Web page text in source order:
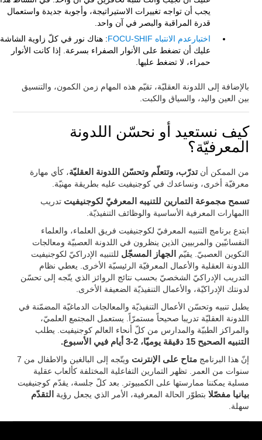
يجب أن تواجه تغييرات الاستيراتيجة، وأجوبة جديدة واستعمال
قدرة المراقبة والبصر في آن واحد.
اختبارعدم الانتباه FOCU-SHIF
: هناك نور في كلّ زاوية
عليك أن تضغط على الأنوار الصفراء بسرعة. إذا كانت الأنوار
حمراء، لا تضغط عليها.
بالإضافة إلى اللدونة العقليّة، تقيّم هذه المهام زمن الكمون، والتنسيق
بين العين واليد، والسياق والكبت.
كيف نستعيد أو نحسّن اللدونة
المعرفيّة؟
من الممكن أنتدرّب، وتتعلّم وتحسّن اللدونة العقليّة، كأي مهارة
معرفيّة أخرى، ونساعدك في كوجنيفيت عليه بطريقة مهنيّة.
تسمح مجموعة التمارين للتنيبه المعرفيّ لكوجنيفيت تدريب
االمهارات المعرفية الأساسية والوظائف التنفيذيّة.
ابتدع برنامج التنبيه المعرفيّ لكوجنيفيت فريق العلماء، والعلماء
النفسانيّين والمربيين الذين ينظرون في اللدونة العصبيّة ومعالجات
التكوين العصبيّ. يقيّم
الجهاز المسجّل للتنبيه الإدراكيّ لكوجنيفيت
اللدونة العقلية والأعمال المعرفيّة الرئيسيّة الأخرى. يعطي نظام
التدريب الإدراكيّ الشخصيّ بحسب نتائج الروائز الذي يتّجه إلى تحسّن
لدونتك الإدراكيّة، والأعمال التنفيذيّة الضعيفة الأخرى.
يطبل تنبيه وتحسّن الأعمال التنفيذيّة والمعالجات الدماغيّة المضمّنة في
اللدونة العقليّة تدريبا صحيحاً مستمرّاً. يستعمل المجتمع العلميّ،
والمراكز الطبيّة والمدارس من كلّ أنحاء العالم كوجنيفيت. يطلب
التنبيه الصحيح 15 دقيقة يوميّا، 2-3 أيام فيي الأسبوع.
إنّ هذا البرنامجمتاح على الإنترنت
ويتّجه إلى البالغين والاطفال من 7
سنوات من العمر. تظهر التمارين التفاعلية المختلفة كألعاب عقلية
مسلية يمكننا ممارستها على الكمبيوتر. بعد كلّ جلسة، يقدّم كوجنيفيت
بيانيا مفصّلا بتطوّر الحالة المعرفية، الأمر الذي يجعل رؤية
التقدّم
سهلة.